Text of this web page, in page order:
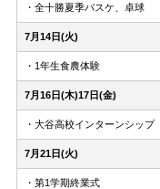
・全十勝夏季バスケ、卓球
7月14日(火)
・1年生食農体験
7月16日(木)17日(金)
・大谷高校インターンシップ
7月21日(火)
・第1学期終業式